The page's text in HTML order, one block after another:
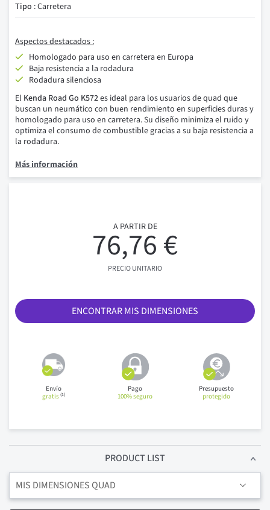
Tipo : Carretera
Aspectos destacados :
Homologado para uso en carretera en Europa
Baja resistencia a la rodadura
Rodadura silenciosa
El Kenda Road Go K572es ideal para los usuarios de quad que
buscan un neumático con buen rendimiento en superficies duras y
homologado para uso en carretera. Su diseño minimiza el ruido y
optimiza el consumo de combustible gracias a su baja resistencia a
la rodadura.
Más información
A PARTIR DE
76,76 €
PRECIO UNITARIO
ENCONTRAR MIS DIMENSIONES
Envío
gratis(1)
Pago
100% seguro
Presupuesto
protegido
PRODUCT LIST
MIS DIMENSIONES QUAD